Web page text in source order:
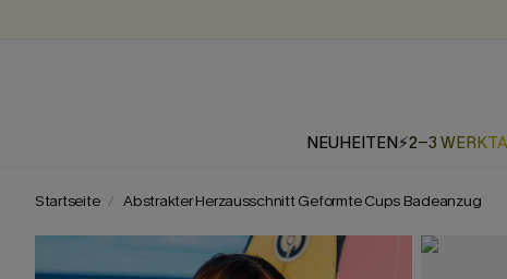
NEUHEITEN⚡2-3
Startseite Abstrakter Herzausschnitt Geformte Cups Badeanzug